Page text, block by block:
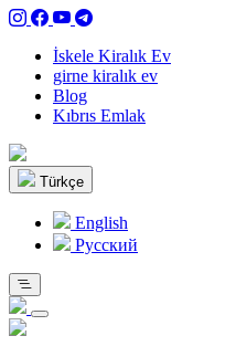
İskele Kiralık Ev
girne kiralık ev
Blog
Kıbrıs Emlak
Türkçe
English
Pусский